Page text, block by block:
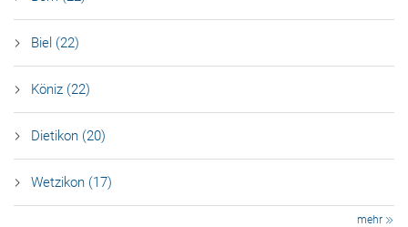
Biel (22)
Köniz (22)
Dietikon (20)
Wetzikon (17)
mehr